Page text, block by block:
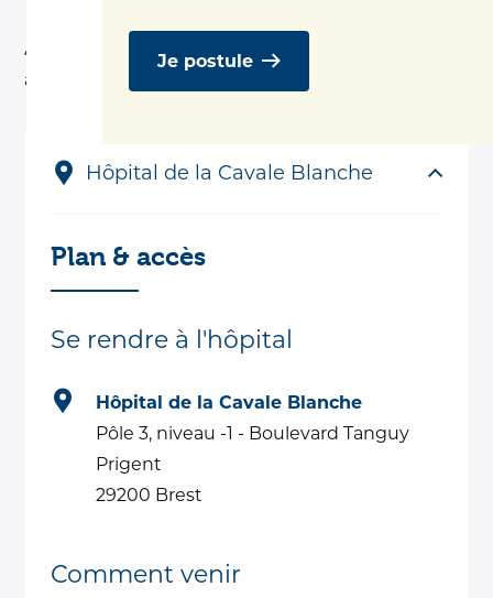
Je postule
Accès par les urgences, puis deux fois à droite
après les portes automatiques vitrées.
Hôpital de la Cavale Blanche
Plan & accès
Se rendre à l'hôpital
Hôpital de la Cavale Blanche
Pôle 3, niveau -1 - Boulevard Tanguy
Prigent
29200 Brest
Comment venir